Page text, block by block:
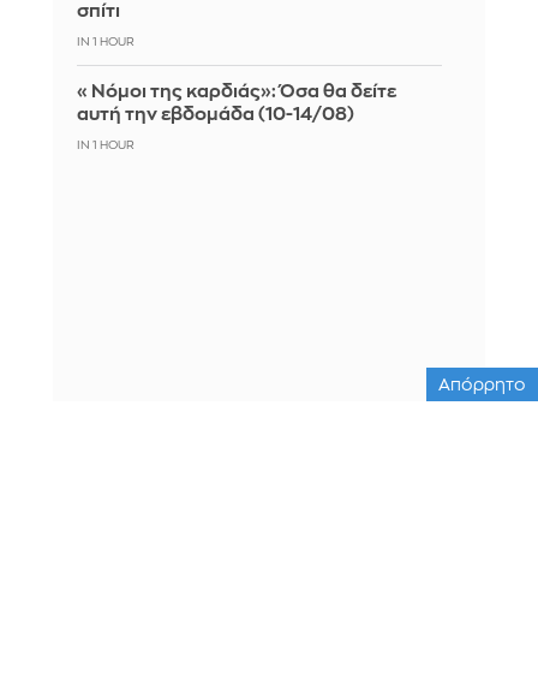
σπίτι
IN 1 HOUR
«Νόμοι της καρδιάς»: Όσα θα δείτε
αυτή την εβδομάδα (10-14/08)
IN 1 HOUR
Απόρρητο